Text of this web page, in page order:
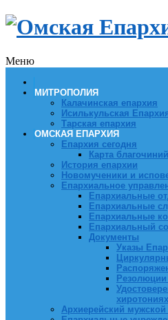
Меню
МИТРОПОЛИЯ
Калачинская епархия
Исилькульская
Тарская епархия
ОМСКАЯ ЕПАРХИЯ
Епархия сегодня
Карта благочиний
История епархии
Новомученики и
Епархиальное
Епархиальные
Епархиальные
Епархиальные
Епархиальный
Документы
Указы
хиротониях
Архиерейский мужской